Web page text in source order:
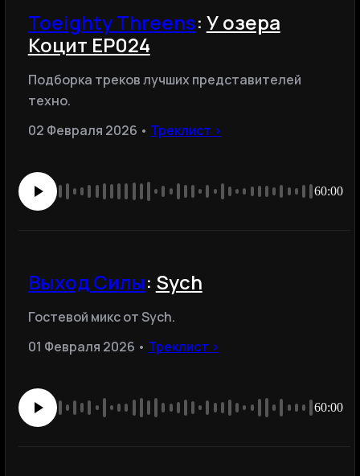
Toeighty Threens: У озера
Коцит EP024
Подборка треков лучших представителей
техно.
02 Февраля 2026 • Треклист ›
60:00
Выход Силы: Sych
Гостевой микс от Sych.
01 Февраля 2026 • Треклист ›
60:00